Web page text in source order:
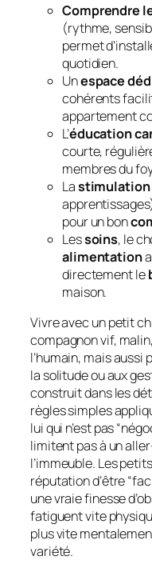
Comprendre
(rythme,
permet
quotidien.
Unespace
cohérents
appartement
L’éducation
courte,
membres du
Lastimulation
pour un bon
Lessoins, le
alimentation
directement le
maison.
Vivre avec un petit
compagnon vif,
l’humain, mais aussi
la solitude ou aux
construit dans les
règles simples
lui qui n’est pas
limitent pas à un
l’immeuble. Les
réputation d’être
une vraie finesse
fatiguent vite
plus vite
variété.